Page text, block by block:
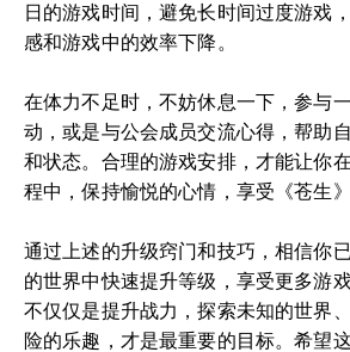
日的游戏时间，避免长时间过度游戏
感和游戏中的效率下降。
在体力不足时，不妨休息一下，参与
动，或是与公会成员交流心得，帮助
和状态。合理的游戏安排，才能让你
程中，保持愉悦的心情，享受《苍生
通过上述的升级窍门和技巧，相信你
的世界中快速提升等级，享受更多游
不仅仅是提升战力，探索未知的世界
险的乐趣，才是最重要的目标。希望